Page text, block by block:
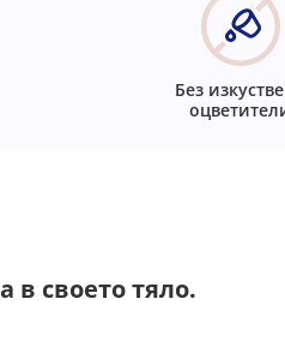
Без
в своето тяло.